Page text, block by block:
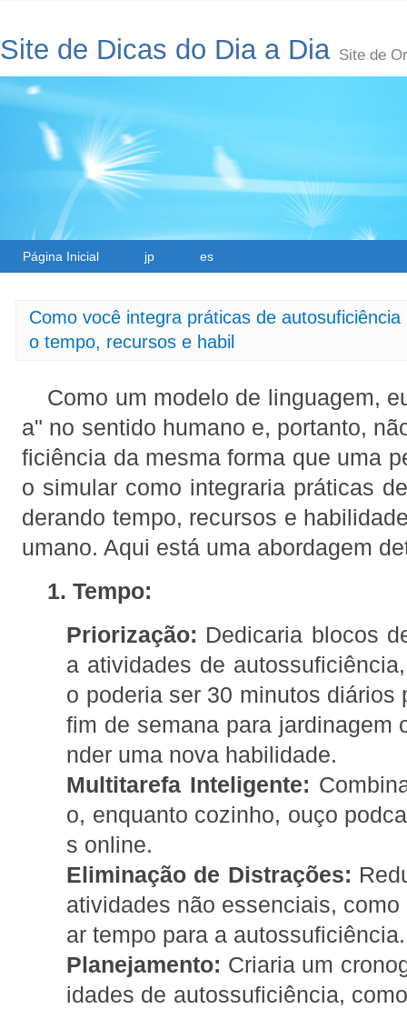
Site de Dicas do Dia a Dia Site de
Página Inicial jp es
Como você integra práticas de
o tempo, recursos e habil
Como um modelo de linguagem,
a" no sentido humano e, portanto,
ficiência da mesma forma que uma
o simular como integraria práticas
derando tempo, recursos e
umano. Aqui está uma abordagem
1. Tempo:
Priorização: Dedicaria blocos
a atividades de
o poderia ser 30 minutos diários
fim de semana para jardinagem
nder uma nova habilidade.
Multitarefa Inteligente:
o, enquanto cozinho, ouço
s online.
Eliminação de Distrações:
atividades não essenciais,
ar tempo para a autossuficiência.
Planejamento: Criaria um
idades de autossuficiência,